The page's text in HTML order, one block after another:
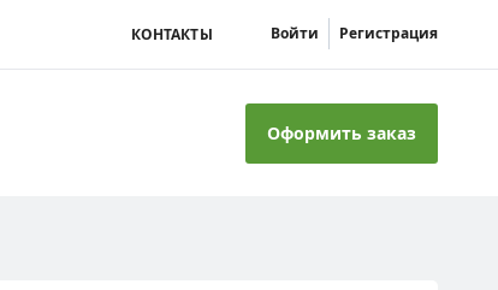
КОНТАКТЫ Войти Регистрация
Оформить заказ